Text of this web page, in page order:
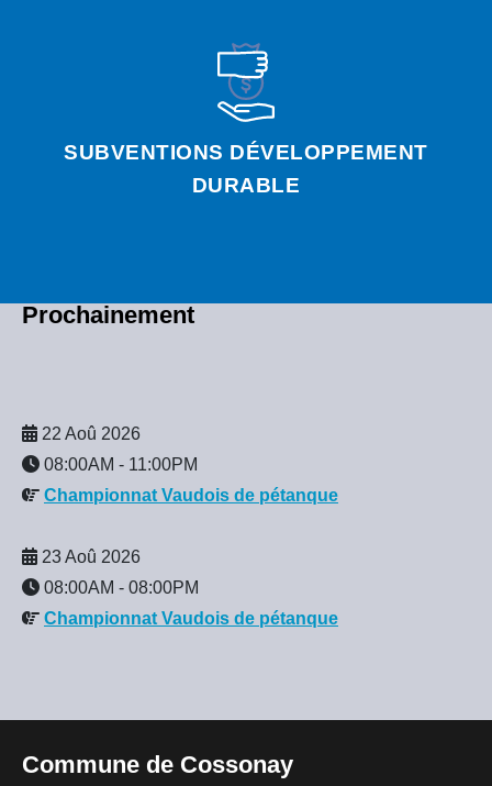
SUBVENTIONS DÉVELOPPEMENT
DURABLE
Prochainement
22 Aoû 2026
08:00AM - 11:00PM
Championnat Vaudois de pétanque
23 Aoû 2026
08:00AM - 08:00PM
Championnat Vaudois de pétanque
Commune de Cossonay